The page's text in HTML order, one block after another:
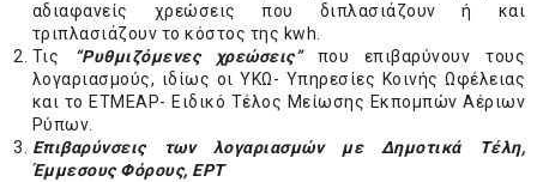
αδιαφανείς χρεώσεις που διπλασιάζουν ή και
τριπλασιάζουν το κόστος της kwh.
Τις
“Ρυθμιζόμενες χρεώσεις”που επιβαρύνουν τους
λογαριασμούς, ιδίως οι ΥΚΩ- Υπηρεσίες Κοινής Ωφέλειας
και το ΕΤΜΕΑΡ- Ειδικό Τέλος Μείωσης Εκπομπών Αέριων
Ρύπων.
Επιβαρύνσεις των λογαριασμών με Δημοτικά Τέλη,
Έμμεσους Φόρους, ΕΡΤ